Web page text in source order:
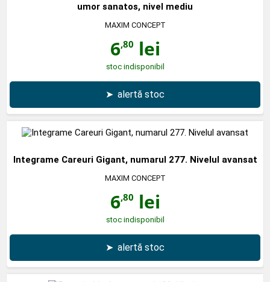
umor sanatos, nivel mediu
MAXIM CONCEPT
6,80 lei
stoc indisponibil
➤ alertă stoc
Integrame Careuri Gigant, numarul 277. Nivelul avansat
MAXIM CONCEPT
6,80 lei
stoc indisponibil
➤ alertă stoc